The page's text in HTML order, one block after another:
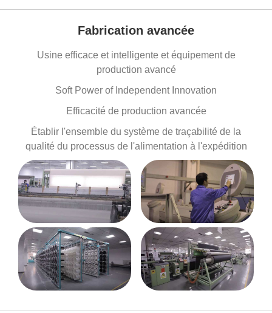
Fabrication avancée
Usine efficace et intelligente et équipement de
production avancé
Soft Power of Independent Innovation
Efficacité de production avancée
Établir l'ensemble du système de traçabilité de la
qualité du processus de l'alimentation à l'expédition